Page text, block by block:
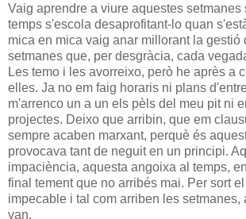
Vaig aprendre a viure aquestes setmanes
temps s'escola desaprofitant-lo quan
mica en mica vaig anar millorant la gestió
setmanes que, per desgràcia, cada
Les temo i les avorreixo, però he après a
elles. Ja no em faig horaris ni plans
m'arrenco un a un els pèls del meu pit ni
projectes. Deixo que arribin, que em
sempre acaben marxant, perquè és
provocava tant de neguit en un principi.
impaciència, aquesta angoixa al temps,
final tement que no arribés mai. Per sort
impecable i tal com arriben les setmanes,
van.